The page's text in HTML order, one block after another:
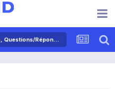
Motorola RAZR i - Général & Aides, Questions/Réponses